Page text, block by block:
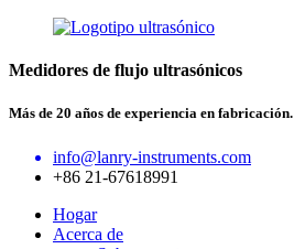
Medidores de flujo ultrasónicos
Más de 20 años de experiencia en fabricación.
info@lanry-instruments.com
+86 21-67618991
Hogar
Acerca de